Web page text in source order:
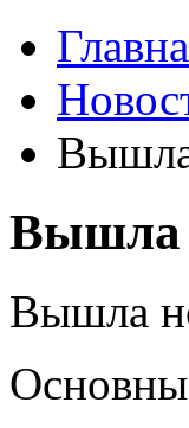
Вышла
Вышла
Вышла